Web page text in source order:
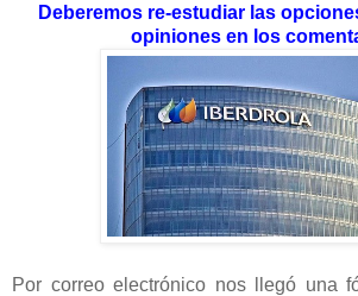
Deberemos re-estudiar las
opiniones en los
Por correo electrónico nos llegó una